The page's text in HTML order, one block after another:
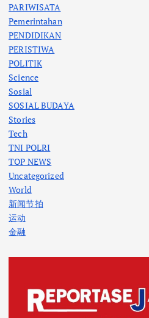
PARIWISATA
Pemerintahan
PENDIDIKAN
PERISTIWA
POLITIK
Science
Sosial
SOSIAL BUDAYA
Stories
Tech
TNI POLRI
TOP NEWS
Uncategorized
World
新闻节拍
运动
金融